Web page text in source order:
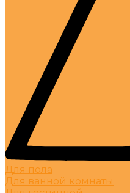
Для пола
Для ванной комнаты